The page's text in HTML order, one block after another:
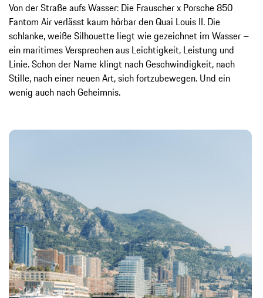
Von der Straße aufs Wasser: Die Frauscher x Porsche 850
Fantom Air verlässt kaum hörbar den Quai Louis II. Die
schlanke, weiße Silhouette liegt wie gezeichnet im Wasser –
ein maritimes Versprechen aus Leichtigkeit, Leistung und
Linie. Schon der Name klingt nach Geschwindigkeit, nach
Stille, nach einer neuen Art, sich fortzubewegen. Und ein
wenig auch nach Geheimnis.